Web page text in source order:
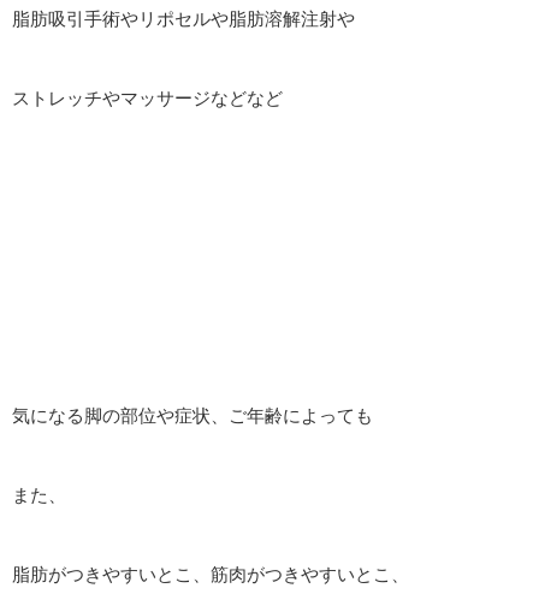
脂肪吸引手術やリポセルや脂肪溶解注射や
ストレッチやマッサージなどなど
気になる脚の部位や症状、ご年齢によっても
また、
脂肪がつきやすいとこ、筋肉がつきやすいとこ、